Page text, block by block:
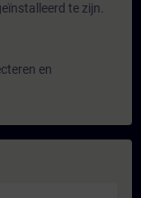
te zijn.
en